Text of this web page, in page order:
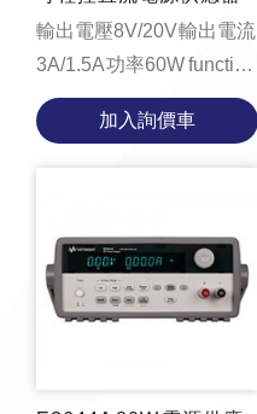
輸出電壓8V/20V 輸出電流
3A/1.5A 功率60W function
loadYouTubeVideo() {
const videoContainer =
document.getElementByI...
加入詢價車